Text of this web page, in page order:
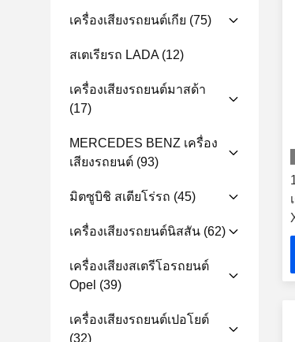
เครื่องเสียงรถยนต์เกีย (75)
สเตเรียรถ LADA(12)
เครื่องเสียงรถยนต์มาสด้า
(17)
MERCEDES BENZ เครื่อง
เสียงรถยนต์ (93)
มิตซูบิชิ สเตียโร่รถ (45)
เครื่องเสียงรถยนต์นิสสัน (62)
เครื่องเสียงสเตรีโอรถยนต์
Opel (39)
เครื่องเสียงรถยนต์เปอโยต์
(32)